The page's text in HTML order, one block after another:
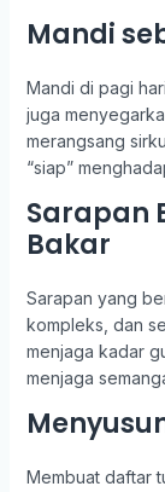
Mandi
Mandi di pagi
juga
merangsang
“siap”
Sarapan
Bakar
Sarapan yang
kompleks, dan
menjaga kadar
menjaga
Membuat daftar